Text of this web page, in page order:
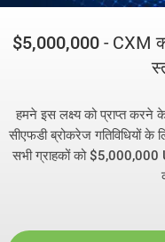
$5,000,000- CXM
हमने इस लक्ष्य को प्राप्त करने
सीएफडी ब्रोकरेज गतिविधियों के
सभी ग्राहकों को $5,000,000